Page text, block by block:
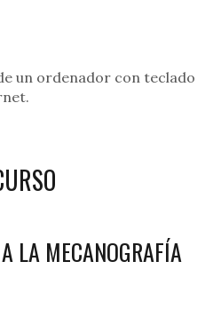
un ordenador con teclado
LA MECANOGRAFÍA